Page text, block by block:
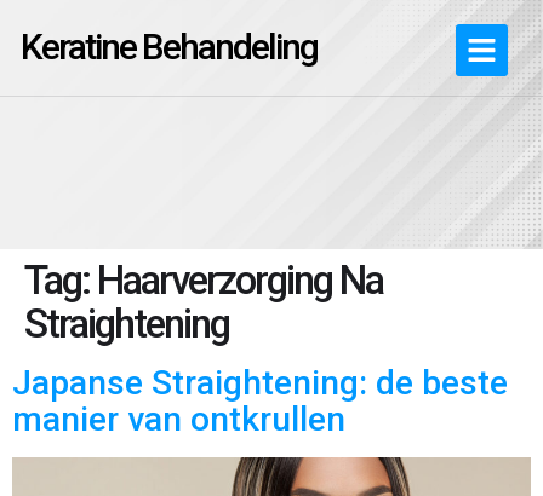
Keratine Behandeling
Tag: Haarverzorging Na
Straightening
Japanse Straightening: de beste
manier van ontkrullen